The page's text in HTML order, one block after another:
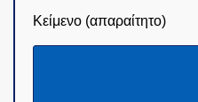
Κείμενο (απαραίτητο)